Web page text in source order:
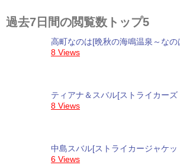
過去7日間の閲覧数トップ5
高町なのは[晩秋の海鳴温泉～なの
8 Views
ティアナ＆スバル[ストライカーズ
8 Views
中島スバル[ストライカージャケッ
6 Views